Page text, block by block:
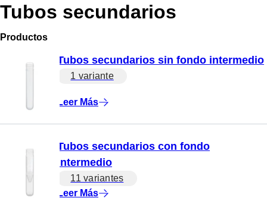
Tubos secundarios
Productos
Tubos secundarios sin fondo intermedio
1 variante
Leer Más
Tubos secundarios con fondo
intermedio
11 variantes
Leer Más